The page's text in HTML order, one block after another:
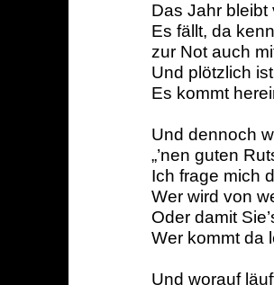
Das Jahr bleibt
Es fällt, da
zur Not auch
Und plötzlich
Es kommt
Und dennoch
„’nen guten
Ich frage mich
Wer wird von
Oder damit
Wer kommt da
Und worauf